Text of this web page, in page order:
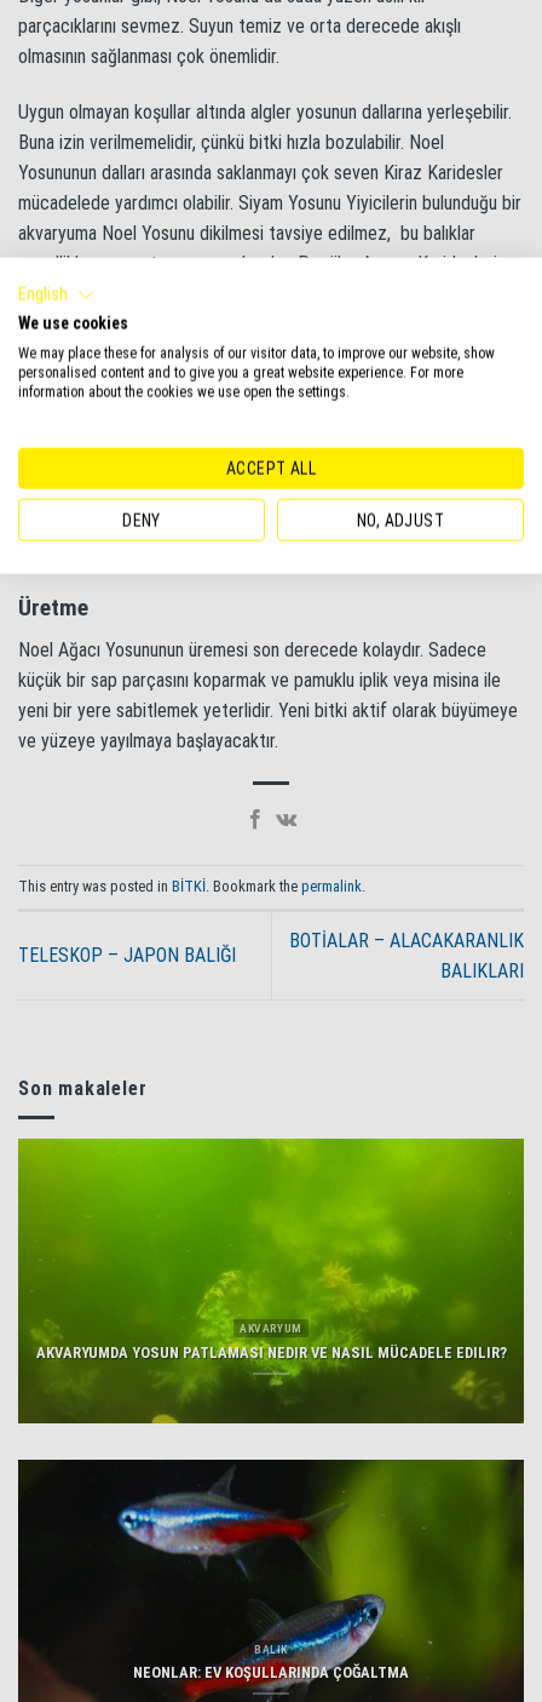
parçacıklarını sevmez. Suyun temiz ve orta derecede akışlı
olmasının sağlanması çok önemlidir.
Uygun olmayan koşullar altında algler yosunun dallarına yerleşebilir.
Buna izin verilmemelidir, çünkü bitki hızla bozulabilir. Noel
Yosununun dalları arasında saklanmayı çok seven Kiraz Karidesler
mücadelede yardımcı olabilir. Siyam Yosunu Yiyicilerin bulunduğu bir
akvaryuma Noel Yosunu dikilmesi tavsiye edilmez, bu balıklar
genellikle yosunu tamamen yok eder. Popüler Amano Karidesleri
de, yiyecek eksikliği ve aşırı nüfus durumunda bu yosunu yok
edebilir.
Besleme için en uygun su parametreleri:
Su parametrelerinde ani değişikliklere izin verilmemelidir, bu yosun
Üretme
Noel Ağacı Yosununun üremesi son derecede kolaydır. Sadece
küçük bir sap parçasını koparmak ve pamuklu iplik veya misina ile
yeni bir yere sabitlemek yeterlidir. Yeni bitki aktif olarak büyümeye
ve yüzeye yayılmaya başlayacaktır.
This entry was posted in BİTKİ . Bookmark the permalink
TELESKOP – JAPON BALIĞI
BOTİALAR – ALACAKARANLIK
BALIKLARI
Son makaleler
AKVARYUM
AKVARYUMDA YOSUN PATLAMASI NEDIR VE NASIL MÜCADELE EDILIR?
BALIK
NEONLAR: EV KOŞULLARINDA ÇOĞALTMA
English
We use cookies
We may place these for analysis of our visitor data, to improve our website, show
personalised content and to give you a great website experience. For more
information about the cookies we use open the settings.
ACCEPT ALL
DENY NO, ADJUST